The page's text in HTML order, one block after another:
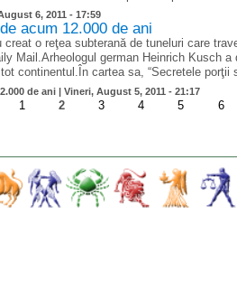
6, 2011 - 17:59
acum 12.000 de ani
o reţea subterană de tuneluri care
Mail.Arheologul german Heinrich Kusch
continentul.În cartea sa, “Secretele porţii
de ani | Vineri, August 5, 2011 - 21:17
1 2 3 4 5 6